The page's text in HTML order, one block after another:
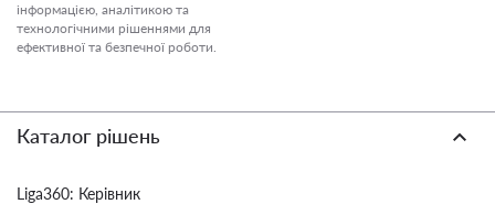
інформацією, аналітикою та
технологічними рішеннями для
ефективної та безпечної роботи.
Каталог рішень
Liga360: Керівник